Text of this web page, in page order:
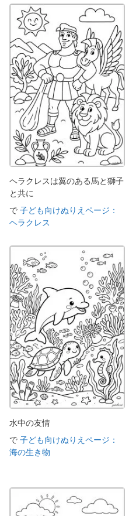
ヘラクレスは翼のある馬と獅子
と共に
で 子ども向けぬりえページ：
ヘラクレス
水中の友情
で 子ども向けぬりえページ：
海の生き物